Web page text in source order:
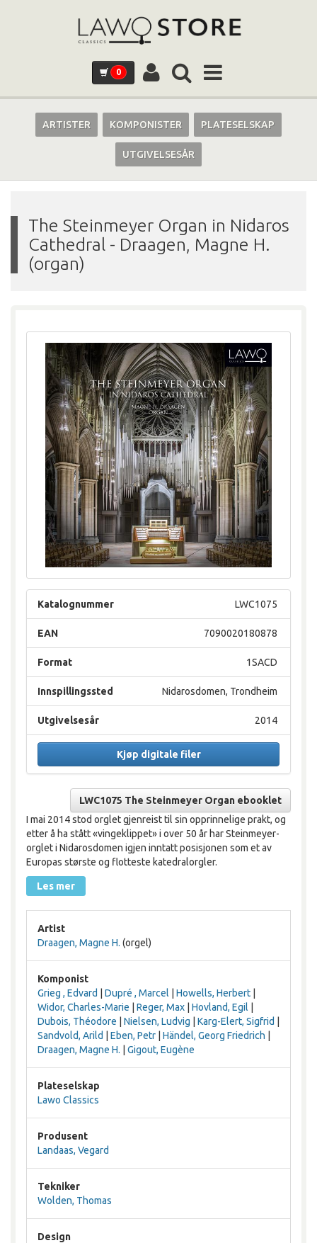
0
ARTISTER KOMPONISTER PLATESELSKAP
UTGIVELSESÅR
The Steinmeyer Organ in Nidaros
Cathedral - Draagen, Magne H.
(organ)
LWC1075
Katalognummer
7090020180878
EAN
1SACD
Format
Nidarosdomen, Trondheim
Innspillingssted
2014
Utgivelsesår
Kjøp digitale filer
LWC1075 The Steinmeyer Organ ebooklet
I mai 2014 stod orglet gjenreist til sin opprinnelige prakt, og
etter å ha stått «vingeklippet» i over 50 år har Steinmeyer-
orglet i Nidarosdomen igjen inntatt posisjonen som et av
Europas største og flotteste katedralorgler.
Les mer
Artist
Draagen, Magne H. (orgel)
Komponist
Grieg , Edvard
Dupré , Marcel Howells, Herbert
Widor, Charles-Marie
Reger, Max Hovland, Egil
Dubois, Théodore
Nielsen, Ludvig Karg-Elert, Sigfrid
Sandvold, Arild
Eben, Petr Händel, Georg Friedrich
Draagen, Magne H.
Gigout, Eugène
Plateselskap
Lawo Classics
Produsent
Landaas, Vegard
Tekniker
Wolden, Thomas
Design